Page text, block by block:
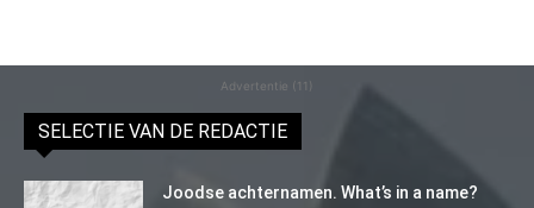
Advertentie (11)
SELECTIE VAN DE REDACTIE
Joodse achternamen. What’s in a name?